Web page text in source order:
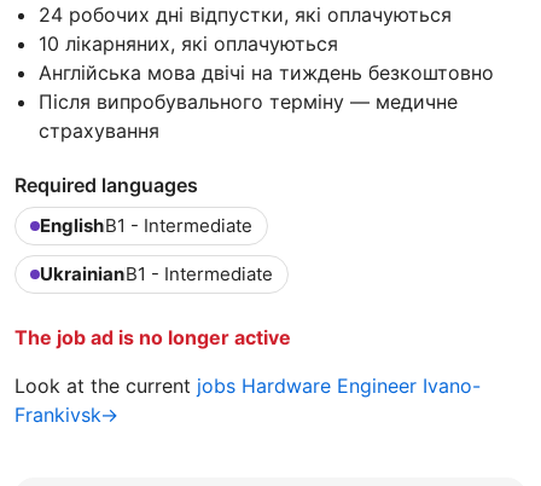
24 робочих дні відпустки, які оплачуються
10 лікарняних, які оплачуються
Англійська мова двічі на тиждень безкоштовно
Після випробувального терміну — медичне
страхування
Required languages
EnglishB1 - Intermediate
UkrainianB1 - Intermediate
The job ad is no longer active
Look at the current jobs Hardware Engineer Ivano-
Frankivsk→